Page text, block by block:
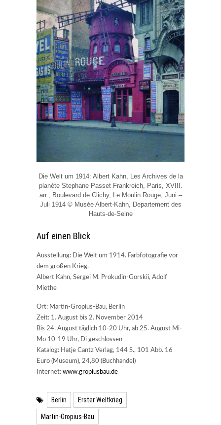
Die Welt um 1914: Albert Kahn, Les Archives de la
planète Stephane Passet Frankreich, Paris, XVIII.
arr., Boulevard de Clichy, Le Moulin Rouge, Juni –
Juli 1914 © Musée Albert-Kahn, Departement des
Hauts-de-Seine
Auf einen Blick
Ausstellung: Die Welt um 1914. Farbfotografie vor
dem großen Krieg.
Albert Kahn, Sergei M. Prokudin-Gorskii, Adolf
Miethe
Ort: Martin-Gropius-Bau, Berlin
Zeit: 1. August bis 2. November 2014
Bis 24. August täglich 10-20 Uhr, ab 25. August Mi-
Mo 10-19 Uhr, Di geschlossen
Katalog: Hatje Cantz Verlag, 144 S., 101 Abb. 16
Euro (Museum), 24,80 (Buchhandel)
Internet: www.gropiusbau.de
Berlin Erster Weltkrieg
Martin-Gropius-Bau